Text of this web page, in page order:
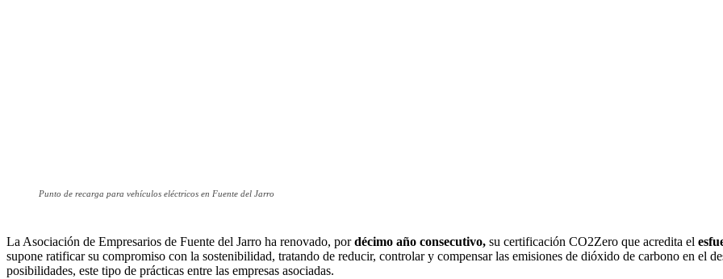
Punto de recarga para vehículos eléctricos en Fuente del Jarro
La Asociación de Empresarios de Fuente del Jarro ha renovado, pordécimo año consecutivo, su certificación CO2Zero que acredita el
supone ratificar su compromiso con la sostenibilidad, tratando de reducir, controlar y compensar las emisiones de dióxido de carbono en el
posibilidades, este tipo de prácticas entre las empresas asociadas.